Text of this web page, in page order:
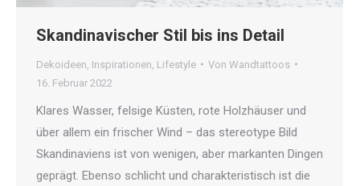
Skandinavischer Stil bis ins Detail
Dekoideen Inspirationen Lifestyle Von Wandtattoos
16. Februar 2022
Klares Wasser, felsige Küsten, rote Holzhäuser und
über allem ein frischer Wind – das stereotype Bild
Skandinaviens ist von wenigen, aber markanten Dingen
geprägt. Ebenso schlicht und charakteristisch ist die